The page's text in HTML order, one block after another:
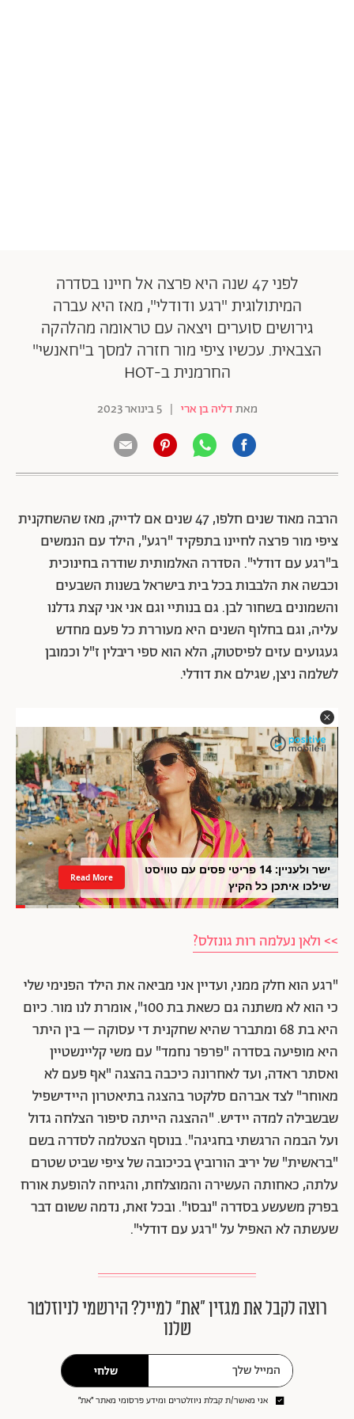
לפני 47 שנה היא פרצה אל חיינו בסדרה
המיתולוגית "רגע ודודלי", מאז היא עברה
גירושים סוערים ויצאה עם טראומה מהלהקה
הצבאית. עכשיו ציפי מור חזרה למסך ב"חאנשי"
החרמנית ב-HOT
מאתדליה בן ארי | 5 בינואר 2023
הרבה מאוד שנים חלפו, 47 שנים אם לדייק, מאז שהשחקנית
ציפי מור פרצה לחיינו בתפקיד "רגע", הילד עם הנמשים
ב"רגע עם דודלי". הסדרה האלמותית שודרה בחינוכית
וכבשה את הלבבות בכל בית בישראל בשנות השבעים
והשמונים בשחור לבן. גם בנותיי וגם אני אני קצת גדלנו
עליה, וגם בחלוף השנים היא מעוררת כל פעם מחדש
געגועים עזים לפיסטוק, הלא הוא ספי ריבלין ז"ל וכמובן
לשלמה ניצן, שגילם את דודלי.
ישר ולעניין: 14 פריטי פסים עם טוויסט
שילכו איתכן כל הקיץ
Read More
>> ולאן נעלמה רות גונזלס?
"רגע הוא חלק ממני, ועדיין אני מביאה את הילד הפנימי שלי
כי הוא לא משתנה גם כשאת בת 100", אומרת לנו מור. כיום
היא בת 68
ומתברר שהיא שחקנית די עסוקה – בין היתר
היא מופיעה בסדרה "פרפר נחמד" עם משי קליינשטיין
ואסתר ראדה, ועד לאחרונה כיכבה בהצגה "אף פעם לא
מאוחר" לצד אברהם סלקטר בהצגה בתיאטרון היידישפיל
שבשבילה למדה יידיש. "ההצגה הייתה סיפור הצלחה גדול
ועל הבמה הרגשתי בחגיגה". בנוסף הצטלמה לסדרה בשם
"בראשית" של יריב הורוביץ בכיכובה של ציפי שביט שטרם
עלתה, כאחותה העשירה והמוצלחת, והגיחה להופעת אורח
בפרק משעשע בסדרה "נבסו". ובכל זאת, נדמה ששום דבר
שעשתה לא האפיל על "רגע עם דודלי".
רוצה לקבל את מגזין ״את״ למייל? הירשמי לניוזלטר
שלנו
שלחי
אני מאשר/ת קבלת ניוזלטרים ומידע פרסומי מאתר ״את״